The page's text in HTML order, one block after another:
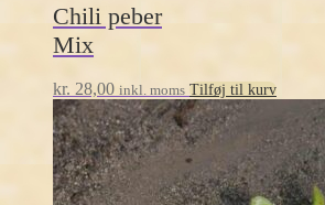
Chili peber
Mix
kr. 28,00 inkl. moms Tilføj til kurv